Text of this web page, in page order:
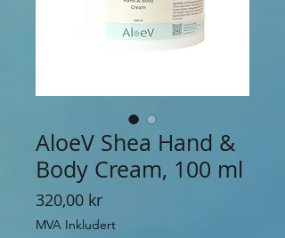
AloeV Shea Hand &
Body Cream, 100 ml
320,00 krPris
MVA Inkludert